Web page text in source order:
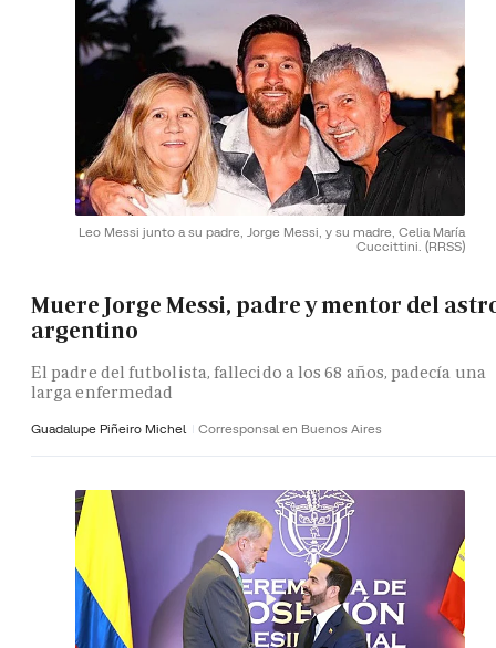
Leo Messi junto a su padre, Jorge Messi, y su madre, Celia María
Cuccittini. (RRSS)
Muere Jorge Messi, padre y mentor del
argentino
El padre del futbolista, fallecido a los 68 años, padecía una
larga enfermedad
Guadalupe Piñeiro Michel Corresponsal en Buenos Aires